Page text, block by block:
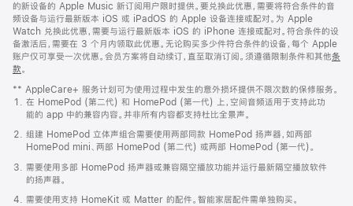
页
脚
的新设备的 Apple Music 新订阅用户限时提供。要兑换此优惠，需要将符合条件的音
频设备与运行最新版本 iOS 或 iPadOS 的 Apple 设备连接或配对。为 Apple
Watch 兑换此优惠，需要与运行最新版本 iOS 的 iPhone 连接或配对。符合条件的设
备激活后，需要在 3 个月内领取此优惠。无论购买多少件符合条件的设备，每个 Apple
账户仅可享受一次优惠。会员方案将自动续订，直至取消订阅。须遵循限制条件和其他条
款。
窗
口
中
打
开)
** AppleCare+ 服务计划可为使用过程中发生的意外损坏提供不限次数的保修服务。
在 HomePod (第二代) 和 HomePod (第一代) 上，空间音频适用于支持此功
能的 app 中的兼容内容。并非所有内容都支持杜比全景声。
组建 HomePod 立体声组合需要使用两部同款 HomePod 扬声器，如两部
HomePod mini、两部 HomePod (第二代) 或两部 HomePod (第一代)。
需要使用多部 HomePod 扬声器或兼容隔空播放功能并运行最新隔空播放软件
的扬声器。
需要使用支持 HomeKit 或 Matter 的配件。智能家居配件需单独购买。